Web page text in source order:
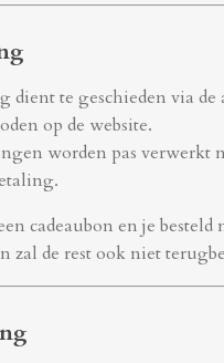
dient te geschieden via de
op de website.
worden pas verwerkt
cadeaubon en je
zal de rest ook niet